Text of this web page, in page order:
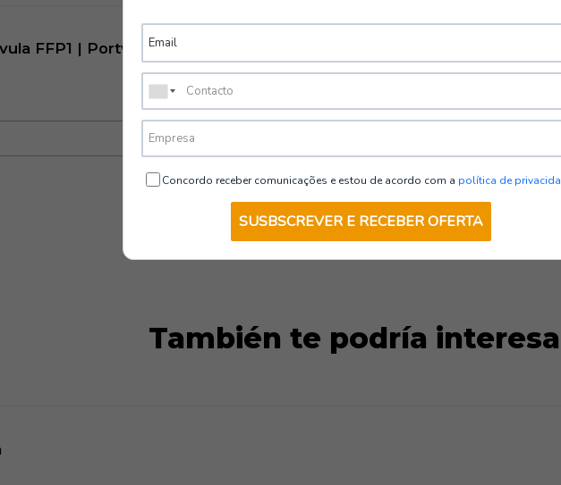
FFP1 | Portwest
También te podría
Concordo receber comunicações e estou de acordo com a política de
SUSBSCREVER E RECEBER OFERTA